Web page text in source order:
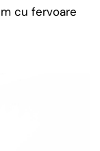
cu fervoare